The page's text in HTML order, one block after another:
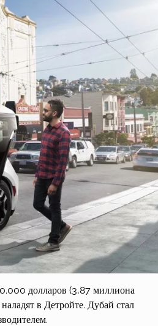
долларов (3,87 миллиона
в Детройте. Дубай стал